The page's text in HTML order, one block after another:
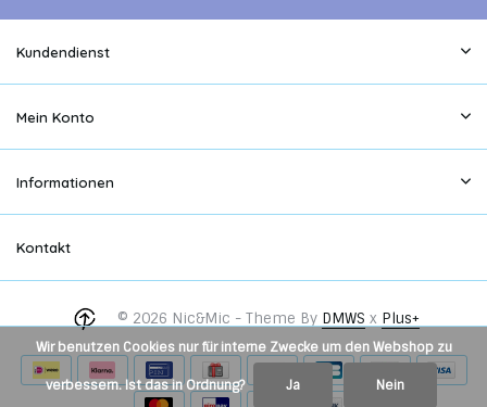
Kundendienst
Mein Konto
Informationen
Kontakt
© 2026 Nic&Mic - Theme By DMWS x Plus+
Wir benutzen Cookies nur für interne Zwecke um den Webshop zu
verbessern. Ist das in Ordnung? Ja Nein